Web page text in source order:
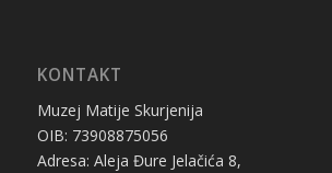
KONTAKT
Muzej Matije Skurjenija
OIB: 73908875056
Adresa: Aleja Đure Jelačića 8,